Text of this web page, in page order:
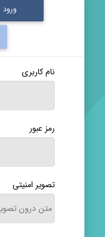
ورود
نام کاربری
رمز عبور
تصویر امنیتی